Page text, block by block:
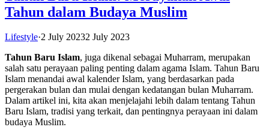
Tahun dalam Budaya Muslim
Lifestyle·2 July 20232 July 2023
Tahun Baru Islam, juga dikenal sebagai Muharram, merupakan
salah satu perayaan paling penting dalam agama Islam. Tahun Baru
Islam menandai awal kalender Islam, yang berdasarkan pada
pergerakan bulan dan mulai dengan kedatangan bulan Muharram.
Dalam artikel ini, kita akan menjelajahi lebih dalam tentang Tahun
Baru Islam, tradisi yang terkait, dan pentingnya perayaan ini dalam
budaya Muslim.